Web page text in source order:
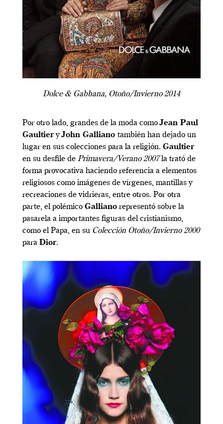
Dolce & Gabbana, Otoño/Invierno 2014
Por otro lado, grandes de la moda comoJean Paul
GaultieryJohn Galliano también han dejado un
lugar en sus colecciones para la religión. Gaultier
en su desfile de Primavera/Verano 2007la trató de
forma provocativa haciendo referencia a elementos
religiosos como imágenes de vírgenes, mantillas y
recreaciones de vidrieras, entre otros. Por otra
parte, el polémico Galliano representó sobre la
pasarela a importantes figuras del cristianismo,
como el Papa, en su Colección Otoño/Invierno 2000
para Dior.